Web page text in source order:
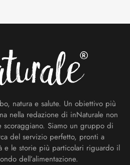
natura e salute. Un obiettivo più
nella redazione di inNaturale non
scoraggiano. Siamo un gruppo di
del servizio perfetto, pronti a
e le storie più particolari riguardo il
dell’alimentazione.